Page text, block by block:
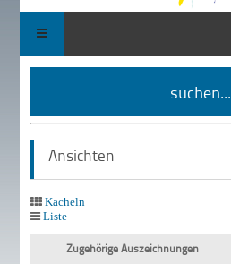
suchen...
Ansichten
Kacheln
Liste
Zugehörige Auszeichnungen